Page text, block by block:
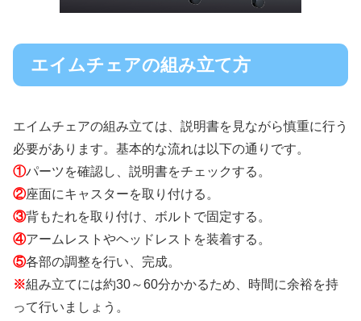
エイムチェアの組み立て方
エイムチェアの組み立ては、説明書を見ながら慎重に行う
必要があります。基本的な流れは以下の通りです。
①パーツを確認し、説明書をチェックする。
②座面にキャスターを取り付ける。
③背もたれを取り付け、ボルトで固定する。
④アームレストやヘッドレストを装着する。
⑤各部の調整を行い、完成。
※組み立てには約30～60分かかるため、時間に余裕を持
って行いましょう。